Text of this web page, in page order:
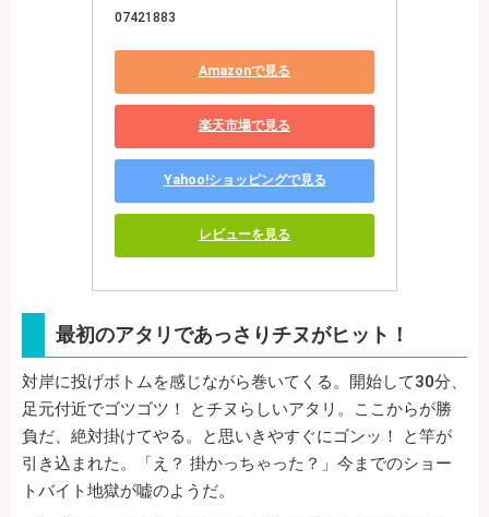
07421883
Amazonで見る
楽天市場で見る
Yahoo!ショッピングで見る
レビューを見る
最初のアタリであっさりチヌがヒット！
対岸に投げボトムを感じながら巻いてくる。開始して30分、
足元付近でゴツゴツ！ とチヌらしいアタリ。ここからが勝
負だ、絶対掛けてやる。と思いきやすぐにゴンッ！ と竿が
引き込まれた。「え？ 掛かっちゃった？」今までのショー
トバイト地獄が嘘のようだ。